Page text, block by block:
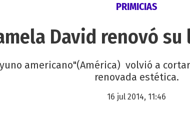
PRIMICIAS
David renovó
americano"(América) volvió a
renovada estética.
16 jul 2014, 11:46